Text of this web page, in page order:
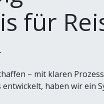
für
– mit klaren
haben wir ein